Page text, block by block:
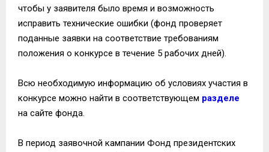
чтобы у заявителя было время и возможность
исправить технические ошибки (фонд проверяет
поданные заявки на соответствие требованиям
положения о конкурсе в течение 5 рабочих дней).
Всю необходимую информацию об условиях участия в
конкурсе можно найти в соответствующем разделе
на сайте фонда.
В период заявочной кампании Фонд президентских